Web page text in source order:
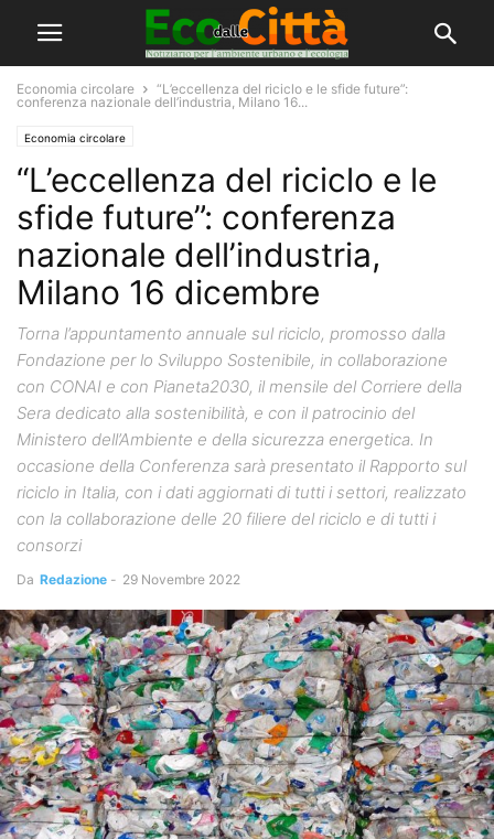
Economia circolare
“L’eccellenza del riciclo e le sfide future”:
conferenza nazionale dell’industria, Milano 16...
Economia circolare
“L’eccellenza del riciclo e le
sfide future”: conferenza
nazionale dell’industria,
Milano 16 dicembre
Torna l’appuntamento annuale sul riciclo, promosso dalla
Fondazione per lo Sviluppo Sostenibile, in collaborazione
con CONAI e con Pianeta2030, il mensile del Corriere della
Sera dedicato alla sostenibilità, e con il patrocinio del
Ministero dell’Ambiente e della sicurezza energetica. In
occasione della Conferenza sarà presentato il Rapporto sul
riciclo in Italia, con i dati aggiornati di tutti i settori, realizzato
con la collaborazione delle 20 filiere del riciclo e di tutti i
consorzi
Da Redazione - 29 Novembre 2022